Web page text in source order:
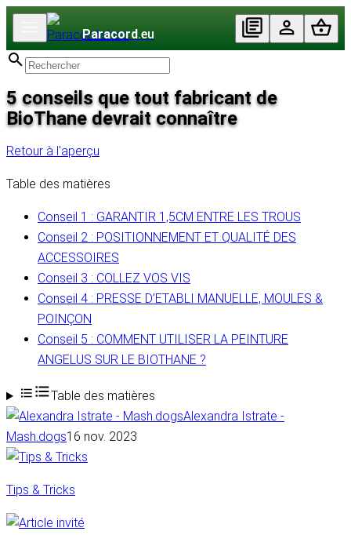
Paracord.eu
5 conseils que tout fabricant de
BioThane devrait connaître
Retour à l'aperçu
Table des matières
Conseil 1 : GARANTIR 1,5CM ENTRE LES TROUS
Conseil 2 : POSITIONNEMENT ET QUALITÉ DES
ACCESSOIRES
Conseil 3 : COLLEZ VOS VIS
Conseil 4 : PRESSE D’ETABLI MANUELLE, MOULES &
POINÇON
Conseil 5 : COMMENT UTILISER LA PEINTURE
ANGELUS SUR LE BIOTHANE ?
Table des matières
Alexandra Istrate -
Mash.dogs16 nov. 2023
Tips & Tricks